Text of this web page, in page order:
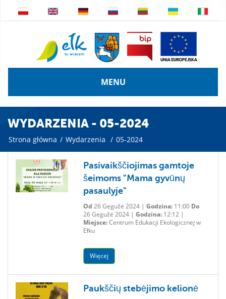
MENU
WYDARZENIA - 05-2024
Strona główna / Wydarzenia / 05-2024
Pasivaikščiojimas gamtoje
šeimoms "Mama gyvūnų
pasaulyje"
Od 26 Gegužė 2024 | Godzina:11:00 Do
26 Gegužė 2024 | Godzina:12:12 |
Miejsce:Centrum Edukacji Ekologicznej w
Ełku
Więcej
Paukščių stebėjimo kelionė